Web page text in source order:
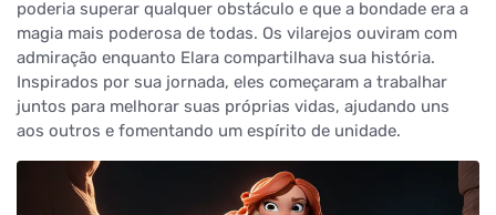
poderia superar qualquer obstáculo e que a bondade era a
magia mais poderosa de todas. Os vilarejos ouviram com
admiração enquanto Elara compartilhava sua história.
Inspirados por sua jornada, eles começaram a trabalhar
juntos para melhorar suas próprias vidas, ajudando uns
aos outros e fomentando um espírito de unidade.